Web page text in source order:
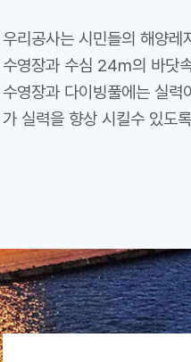
우리공사는 시민들의 해양
수영장과 수심 24m의 바닷
수영장과 다이빙풀에는 실
가 실력을 향상 시킬수 있도